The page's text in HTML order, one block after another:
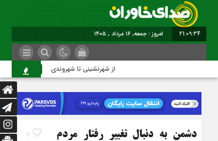
21:09:35 امروز : جمعه, ۱۶ مرداد , ۱۴۰۵
از شهرنشینی تا شهروندی
16
دشمن به دنبال تغییر رفتار مردم